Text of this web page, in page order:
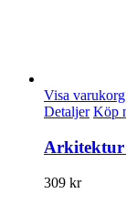
Visa varukorg
Detaljer Köp
309 kr